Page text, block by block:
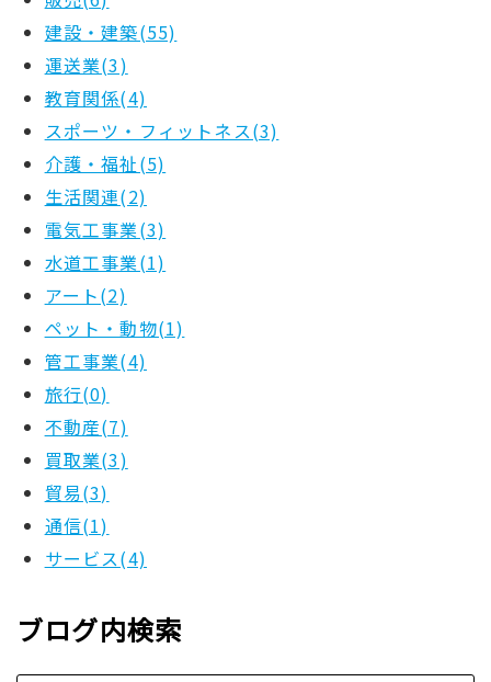
建設・建築(55)
運送業(3)
教育関係(4)
スポーツ・フィットネス(3)
介護・福祉(5)
生活関連(2)
電気工事業(3)
水道工事業(1)
アート(2)
ペット・動物(1)
管工事業(4)
旅行(0)
不動産(7)
買取業(3)
貿易(3)
通信(1)
サービス(4)
ブログ内検索